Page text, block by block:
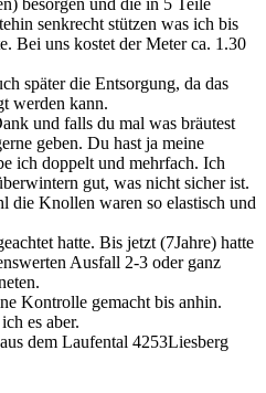
besorgen und die in 5 Teile
senkrecht stützen was ich bis
Bei uns kostet der Meter ca. 1.30
später die Entsorgung, da das
werden kann.
und falls du mal was bräutest
geben. Du hast ja meine
ich doppelt und mehrfach. Ich
gut, was nicht sicher ist.
die Knollen waren so elastisch und
hatte. Bis jetzt (7Jahre) hatte
Ausfall 2-3 oder ganz
Kontrolle gemacht bis anhin.
es aber.
dem Laufental 4253Liesberg